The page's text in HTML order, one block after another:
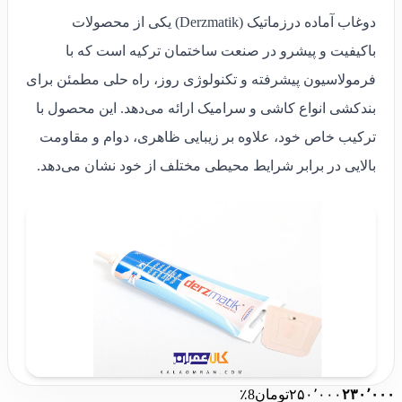
دوغاب آماده درزماتیک (Derzmatik) یکی از محصولات
باکیفیت و پیشرو در صنعت ساختمان ترکیه است که با
فرمولاسیون پیشرفته و تکنولوژی روز، راه حلی مطمئن برای
بندکشی انواع کاشی و سرامیک ارائه می‌دهد. این محصول با
ترکیب خاص خود، علاوه بر زیبایی ظاهری، دوام و مقاومت
بالایی در برابر شرایط محیطی مختلف از خود نشان می‌دهد.
۲۵۰٬۰۰۰۲۳۰٬۰۰۰ تومان8٪